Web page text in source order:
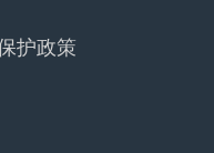
护政策